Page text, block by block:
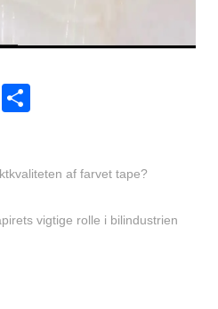
LinkedIn
af ​​farvet tape?
vigtige rolle i bilindustrien